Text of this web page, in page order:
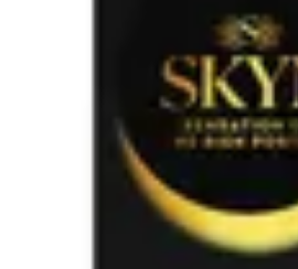
Expériences Nautiques
Kayak
Sensations Nautiques